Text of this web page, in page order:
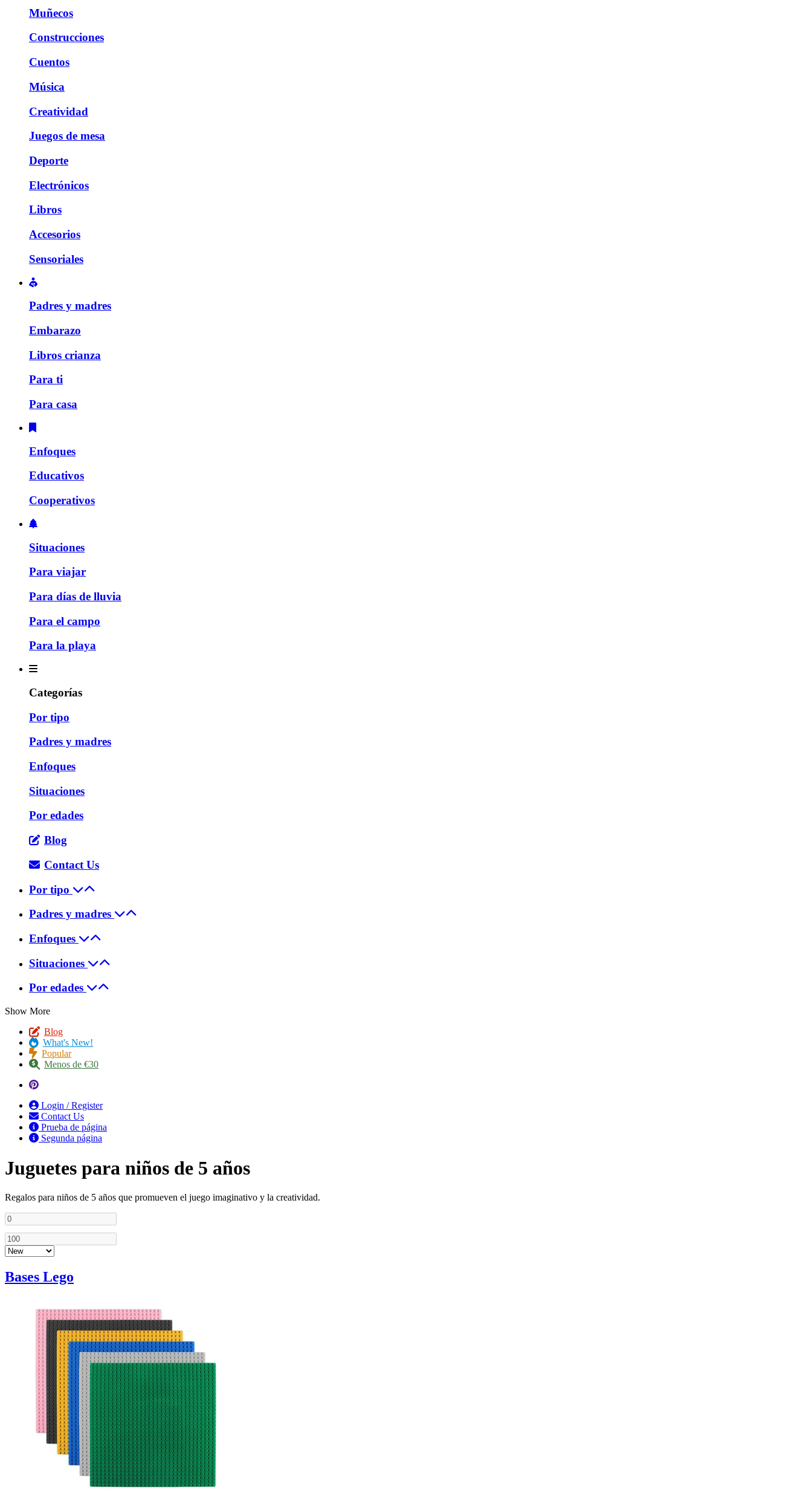
Muñecos
Construcciones
Cuentos
Música
Creatividad
Juegos de mesa
Deporte
Electrónicos
Libros
Accesorios
Sensoriales
Padres y madres
Embarazo
Libros crianza
Para ti
Para casa
Enfoques
Educativos
Cooperativos
Situaciones
Para viajar
Para días de lluvia
Para el campo
Para la playa
Categorías
Por tipo
Padres y madres
Enfoques
Situaciones
Por edades
Blog
Contact Us
Por tipo
Padres y madres
Enfoques
Situaciones
Por edades
Show More
Blog
What's New!
Popular
Menos de €30
Login / Register
Contact Us
Prueba de página
Segunda página
Juguetes para niños de 5 años
Regalos para niños de 5 años que promueven el juego imaginativo y la creatividad.
Bases Lego